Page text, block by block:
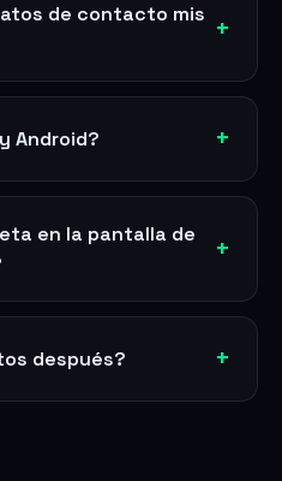
de contacto mis
Android?
en la pantalla de
después?